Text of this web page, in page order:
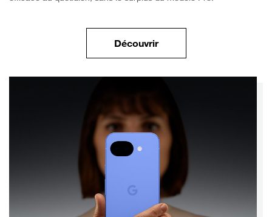
Découvrirla gamme des Google